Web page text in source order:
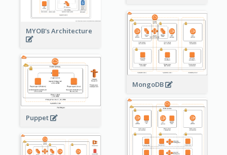
MYOB's Architecture
MongoDB
Puppet